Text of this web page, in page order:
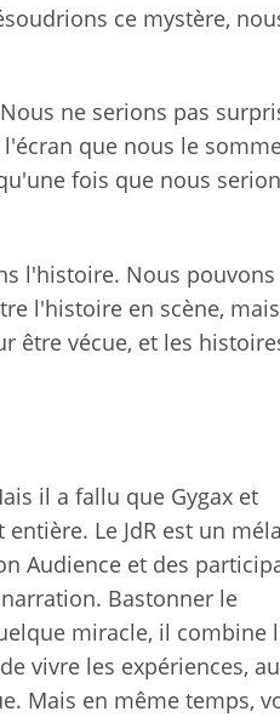
ce mystère,
ne serions pas
que nous le
fois que nous
l'histoire. Nous
l'histoire en scène,
être vécue, et les
il a fallu que Gygax et
Le JdR est un
Audience et des
Bastonner le
miracle, il combine
vivre les expériences,
Mais en même temps,